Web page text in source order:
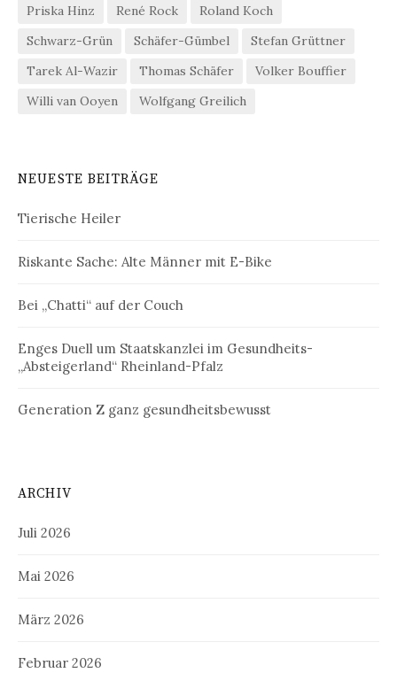
Priska Hinz
René Rock
Roland Koch
Schwarz-Grün
Schäfer-Gümbel
Stefan Grüttner
Tarek Al-Wazir
Thomas Schäfer
Volker Bouffier
Willi van Ooyen
Wolfgang Greilich
NEUESTE BEITRÄGE
Tierische Heiler
Riskante Sache: Alte Männer mit E-Bike
Bei „Chatti“ auf der Couch
Enges Duell um Staatskanzlei im Gesundheits-
„Absteigerland“ Rheinland-Pfalz
Generation Z ganz gesundheitsbewusst
ARCHIV
Juli 2026
Mai 2026
März 2026
Februar 2026